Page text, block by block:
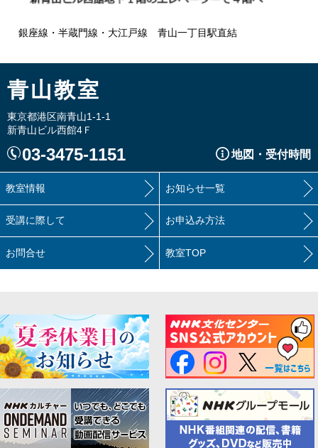
銀座線・半蔵門線・大江戸線 青山一丁目駅直結
青山教室
東京都港区南青山1-1-1
新青山ビル西館4Ｆ
03-3475-1151 地図・受付時間
教室情報 お知らせ一覧
受講に際して お申込み方法
お問合せ 教室TOP